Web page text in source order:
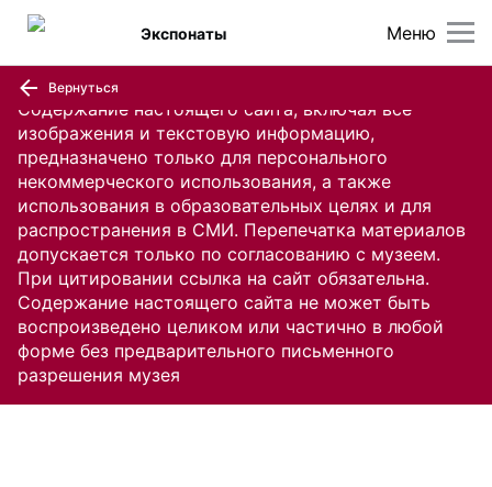
Содержание настоящего сайта, включая все
изображения и текстовую информацию,
предназначено только для персонального
некоммерческого использования, а также
использования в образовательных целях и для
распространения в СМИ. Перепечатка материалов
допускается только по согласованию с музеем.
При цитировании ссылка на сайт обязательна.
Содержание настоящего сайта не может быть
воспроизведено целиком или частично в любой
форме без предварительного письменного
разрешения музея
Меню
Экспонаты
Вернуться